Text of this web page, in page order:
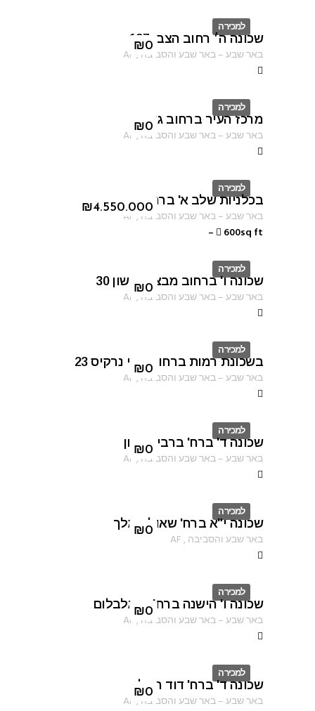
למכירה
ID
₪0
שכונה ה׳ רחוב הצבי 137
באר שבע–באר שבע והסביבה ,
AF
למכירה
ID
₪0
מרכז העיר ברחוב גורדון
באר שבע–באר שבע והסביבה ,
AF
למכירה
ID
₪4.550.000
בכלניות שלב א' ברחוב טובה ברץ
באר שבע–באר שבע והסביבה ,
AF
600sq ft
–
למכירה
ID
₪0
שכונה ו' ברחוב מבצע נחשון 30
באר שבע–באר שבע והסביבה ,
AF
למכירה
ID
₪0
בשכונת רמות ברחוב עוזי נרקיס 23
באר שבע–באר שבע והסביבה ,
AF
למכירה
ID
₪0
שכונה ד' ברח' ברבי טרפון
באר שבע–באר שבע והסביבה ,
AF
למכירה
ID
₪0
שכונה י"א ברח' שאול המלך
באר שבע והסביבה ,
AF
למכירה
ID
₪0
שכונה ו' הישנה ברח' רינגלבלום
באר שבע–באר שבע והסביבה ,
AF
למכירה
ID
₪0
שכונה ד' ברח' דוד המלך
באר שבע–באר שבע והסביבה ,
AF